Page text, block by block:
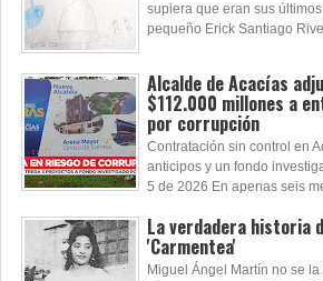
supiera que eran sus últimos
pequeño Erick Santiago
Alcalde de Acacías
$112.000 millones a
por corrupción
Contratación sin control en
anticipos y un fondo
5 de 2026 En apenas seis
La verdadera historia
'Carmentea'
Miguel Ángel Martín no se